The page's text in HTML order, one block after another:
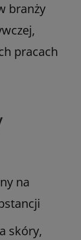
branży
pracach
na
skóry,